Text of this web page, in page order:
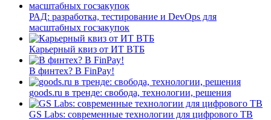
РАД: разработка, тестирование и DevOps для
масштабных госзакупок
Карьерный квиз от ИТ ВТБ
В финтех? В FinPay!
goods.ru в тренде: свобода, технологии, решения
GS Labs: современные технологии для цифрового ТВ